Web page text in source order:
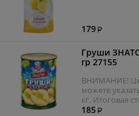
179
Груши
гр 27155
ВНИМАНИЕ!
можете
кг. Итоговая
большую, так
185